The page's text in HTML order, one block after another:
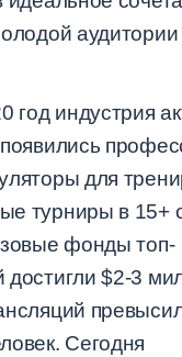
аудитории
год индустрия
для
турниры в 15+
фонды топ-
достигли $2-3
Сегодня